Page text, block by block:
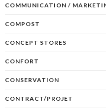
COMMUNICATION /
COMPOST
CONCEPT STORES
CONFORT
CONSERVATION
CONTRACT/PROJET